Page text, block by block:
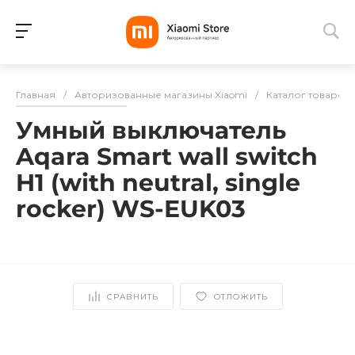
Разбейте
оплатуна части
без переплат
Главная / Авторизованные магазины Xiaomi / Каталог товаров
Умный выключатель
Aqara Smart wall switch
H1 (with neutral, single
rocker) WS-EUK03
СРАВНИТЬ ОТЛОЖИТЬ